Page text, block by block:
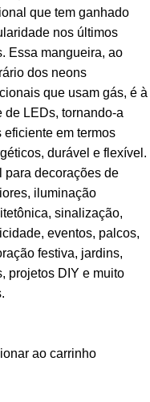
que tem ganhado
nos últimos
Essa mangueira, ao
dos neons
que usam gás, é à
de LEDs, tornando-a
eficiente em termos
durável e flexível.
para decorações de
iluminação
sinalização,
eventos, palcos,
festiva, jardins,
projetos DIY e muito
ao carrinho